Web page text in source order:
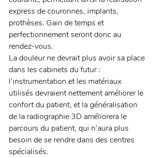
express de couronnes, implants,
prothèses. Gain de temps et
perfectionnement seront donc au
rendez-vous.
La douleur ne devrait plus avoir sa place
dans les cabinets du futur :
l’instrumentation et les matériaux
utilisés devraient nettement améliorer le
confort du patient, et la généralisation
de la radiographie 3D améliorera le
parcours du patient, qui n’aura plus
besoin de se rendre dans des centres
spécialisés.